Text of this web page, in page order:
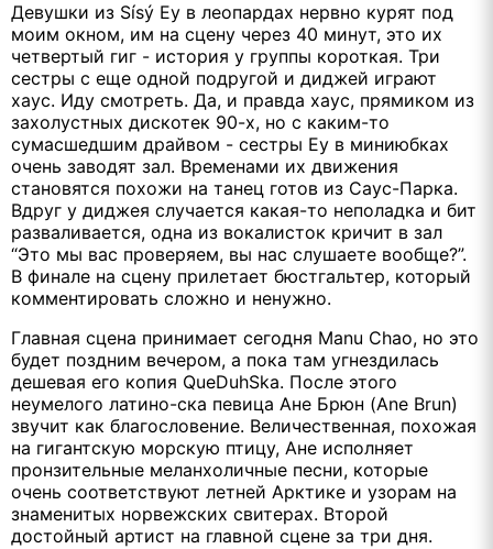
Девушки из Sísý Ey в леопардах нервно курят под
моим окном, им на сцену через 40 минут, это их
четвертый гиг - история у группы короткая. Три
сестры с еще одной подругой и диджей играют
хаус. Иду смотреть. Да, и правда хаус, прямиком из
захолустных дискотек 90-х, но с каким-то
сумасшедшим драйвом - сестры Ey в миниюбках
очень заводят зал. Временами их движения
становятся похожи на танец готов из Саус-Парка.
Вдруг у диджея случается какая-то неполадка и бит
разваливается, одна из вокалисток кричит в зал
“Это мы вас проверяем, вы нас слушаете вообще?”.
В финале на сцену прилетает бюстгальтер, который
комментировать сложно и ненужно.
Главная сцена принимает сегодня Manu Chao, но это
будет поздним вечером, а пока там угнездилась
дешевая его копия QueDuhSka. После этого
неумелого латино-ска певица Ане Брюн (Ane Brun)
звучит как благословение. Величественная, похожая
на гигантскую морскую птицу, Ане исполняет
пронзительные меланхоличные песни, которые
очень соответствуют летней Арктике и узорам на
знаменитых норвежских свитерах. Второй
достойный артист на главной сцене за три дня.